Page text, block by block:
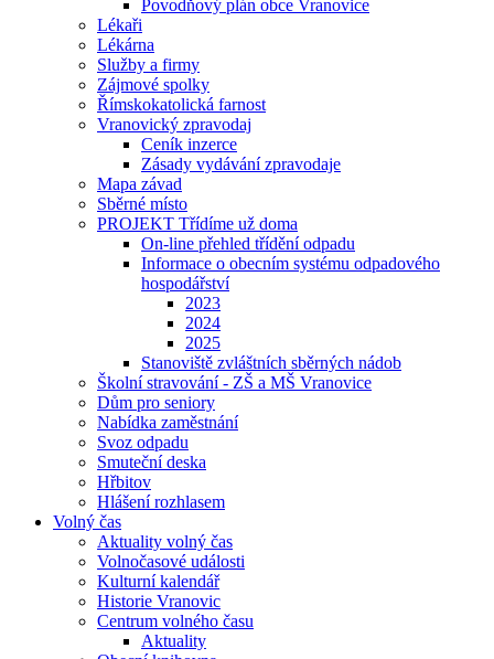
Povodňový plán obce Vranovice
Lékaři
Lékárna
Služby a firmy
Zájmové spolky
Římskokatolická farnost
Vranovický zpravodaj
Ceník inzerce
Zásady vydávání zpravodaje
Mapa závad
Sběrné místo
PROJEKT Třídíme už doma
On-line přehled třídění odpadu
Informace o obecním systému odpadového
hospodářství
2023
2024
2025
Stanoviště zvláštních sběrných nádob
Školní stravování - ZŠ a MŠ Vranovice
Dům pro seniory
Nabídka zaměstnání
Svoz odpadu
Smuteční deska
Hřbitov
Hlášení rozhlasem
Volný čas
Aktuality volný čas
Volnočasové události
Kulturní kalendář
Historie Vranovic
Centrum volného času
Aktuality